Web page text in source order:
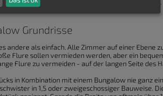
Bauform mit allen Vorzügen und
Grundrisse
andere als einfach. Alle Zimmer auf einer Ebene
Flure sollen vermieden werden, aber ein
Flure zu vermeiden - auf der langen Seite des
in Kombination mit einem Bungalow nie ganz
in 1,5 oder zweigeschossiger Bauweise.